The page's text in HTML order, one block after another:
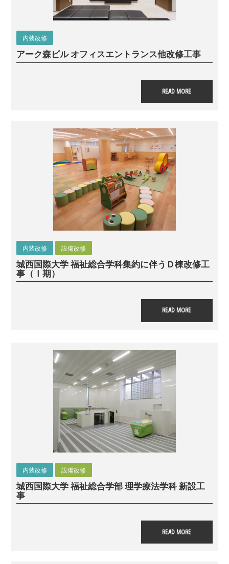
内装改修
アーク森ビル オフィスエントランス他改修工事
READ MORE
内装改修 設備改修
城西国際大学 福祉総合学科集約に伴うＤ棟改修工
事（Ⅰ期）
READ MORE
内装改修 設備改修
城西国際大学 福祉総合学部 理学療法学科 新設工
事
READ MORE